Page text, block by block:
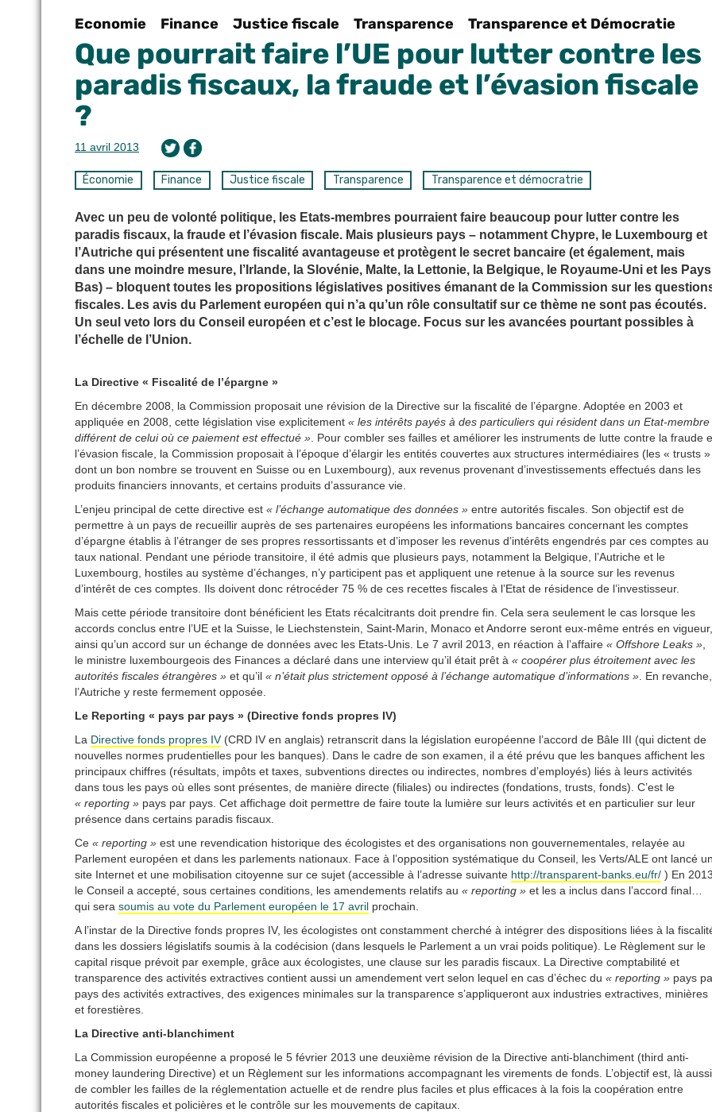
Economie Finance Justice fiscale Transparence Transparence et Démocratie
Que pourrait faire l’UE pour lutter contre les
paradis fiscaux, la fraude et l’évasion fiscale
?
11 avril 2013
Économie Finance Justice fiscale Transparence Transparence et démocratrie
Avec un peu de volonté politique, les Etats-membres pourraient faire beaucoup pour lutter contre les
paradis fiscaux, la fraude et l’évasion fiscale. Mais plusieurs pays – notamment Chypre, le Luxembourg et
l’Autriche qui présentent une fiscalité avantageuse et protègent le secret bancaire (et également, mais
dans une moindre mesure, l’Irlande, la Slovénie, Malte, la Lettonie, la Belgique, le Royaume-Uni et les Pays
Bas) – bloquent toutes les propositions législatives positives émanant de la Commission sur les
fiscales. Les avis du Parlement européen qui n’a qu’un rôle consultatif sur ce thème ne sont pas écoutés.
Un seul veto lors du Conseil européen et c’est le blocage. Focus sur les avancées pourtant possibles à
l’échelle de l’Union.
La Directive « Fiscalité de l’épargne »
En décembre 2008, la Commission proposait une révision de la Directive sur la fiscalité de l’épargne. Adoptée en 2003 et
appliquée en 2008, cette législation vise explicitement « les intérêts payés à des particuliers qui résident dans un Etat-membre
différent de celui où ce paiement est effectué » . Pour combler ses failles et améliorer les instruments de lutte contre la fraude
l’évasion fiscale, la Commission proposait à l’époque d’élargir les entités couvertes aux structures intermédiaires (les « trusts »
dont un bon nombre se trouvent en Suisse ou en Luxembourg), aux revenus provenant d’investissements effectués dans les
produits financiers innovants, et certains produits d’assurance vie.
L’enjeu principal de cette directive est « l’échange automatique des données » entre autorités fiscales. Son objectif est de
permettre à un pays de recueillir auprès de ses partenaires européens les informations bancaires concernant les comptes
d’épargne établis à l’étranger de ses propres ressortissants et d’imposer les revenus d’intérêts engendrés par ces comptes au
taux national. Pendant une période transitoire, il été admis que plusieurs pays, notamment la Belgique, l’Autriche et le
Luxembourg, hostiles au système d’échanges, n’y participent pas et appliquent une retenue à la source sur les revenus
d’intérêt de ces comptes. Ils doivent donc rétrocéder 75 % de ces recettes fiscales à l’Etat de résidence de l’investisseur.
Mais cette période transitoire dont bénéficient les Etats récalcitrants doit prendre fin. Cela sera seulement le cas lorsque les
accords conclus entre l’UE et la Suisse, le Liechstenstein, Saint-Marin, Monaco et Andorre seront eux-même entrés en vigueur,
ainsi qu’un accord sur un échange de données avec les Etats-Unis. Le 7 avril 2013, en réaction à l’affaire « Offshore Leaks »
le ministre luxembourgeois des Finances a déclaré dans une interview qu’il était prêt à « coopérer plus étroitement avec les
autorités fiscales étrangères » et qu’il « n’était plus strictement opposé à l’échange automatique d’informations » . En revanche,
l’Autriche y reste fermement opposée.
Le Reporting « pays par pays » (Directive fonds propres IV)
La Directive fonds propres IV (CRD IV en anglais) retranscrit dans la législation européenne l’accord de Bâle III (qui dictent de
nouvelles normes prudentielles pour les banques). Dans le cadre de son examen, il a été prévu que les banques affichent les
principaux chiffres (résultats, impôts et taxes, subventions directes ou indirectes, nombres d’employés) liés à leurs activités
dans tous les pays où elles sont présentes, de manière directe (filiales) ou indirectes (fondations, trusts, fonds). C’est le
« reporting » pays par pays. Cet affichage doit permettre de faire toute la lumière sur leurs activités et en particulier sur leur
présence dans certains paradis fiscaux.
Ce « reporting » est une revendication historique des écologistes et des organisations non gouvernementales, relayée au
Parlement européen et dans les parlements nationaux. Face à l’opposition systématique du Conseil, les Verts/ALE ont lancé
site Internet et une mobilisation citoyenne sur ce sujet (accessible à l’adresse suivante http://transparent-banks.eu/fr/ ) En
le Conseil a accepté, sous certaines conditions, les amendements relatifs au « reporting » et les a inclus dans l’accord final…
qui sera soumis au vote du Parlement européen le 17 avril prochain.
A l’instar de la Directive fonds propres IV, les écologistes ont constamment cherché à intégrer des dispositions liées à la
dans les dossiers législatifs soumis à la codécision (dans lesquels le Parlement a un vrai poids politique). Le Règlement sur le
capital risque prévoit par exemple, grâce aux écologistes, une clause sur les paradis fiscaux. La Directive comptabilité et
transparence des activités extractives contient aussi un amendement vert selon lequel en cas d’échec du « reporting » pays
pays des activités extractives, des exigences minimales sur la transparence s’appliqueront aux industries extractives, minières
et forestières.
La Directive anti-blanchiment
La Commission européenne a proposé le 5 février 2013 une deuxième révision de la Directive anti-blanchiment (third anti-
money laundering Directive) et un Règlement sur les informations accompagnant les virements de fonds. L’objectif est, là
de combler les failles de la réglementation actuelle et de rendre plus faciles et plus efficaces à la fois la coopération entre
autorités fiscales et policières et le contrôle sur les mouvements de capitaux.